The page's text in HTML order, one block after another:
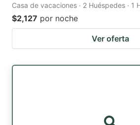
Casa de vacaciones · 2 Huéspedes · 1
$2,127 por noche
Ver oferta